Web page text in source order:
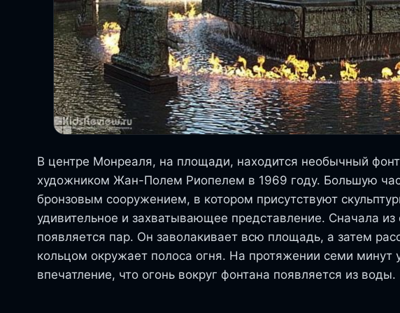
В центре Монреаля, на площади, находится необычный
художником Жан-Полем Риопелем в 1969 году. Большую
бронзовым сооружением, в котором присутствуют
удивительное и захватывающее представление. Сначала
появляется пар. Он заволакивает всю площадь, а затем
кольцом окружает полоса огня. На протяжении семи минут
впечатление, что огонь вокруг фонтана появляется из воды.